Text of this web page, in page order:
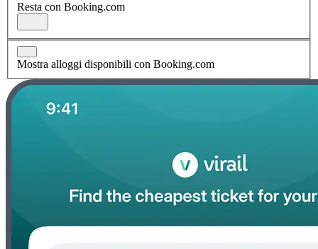
Resta con Booking.com
Mostra alloggi disponibili con Booking.com